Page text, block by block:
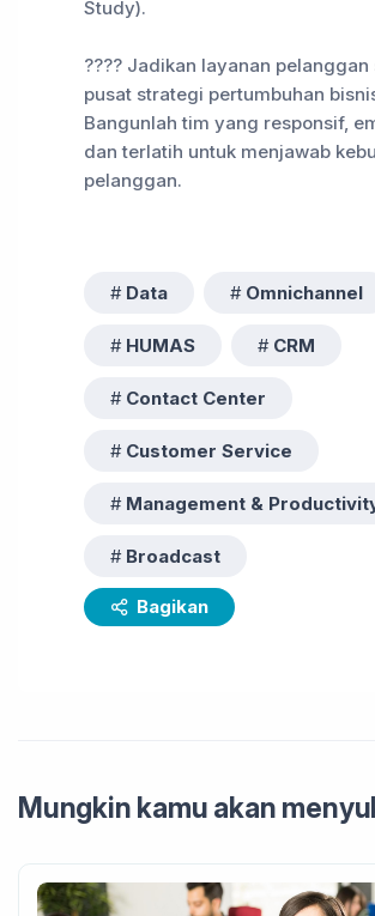
Study).
???? Jadikan layanan pelanggan
pusat strategi pertumbuhan
Bangunlah tim yang responsif,
dan terlatih untuk menjawab
pelanggan.
Data Omnichannel
HUMAS CRM
Contact Center
Customer Service
Management &
Broadcast
Bagikan
Mungkin kamu akan